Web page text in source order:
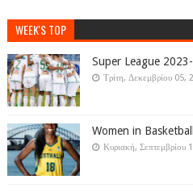
WEEK'S TOP
Super League
Τρίτη, Δεκεμβρίου 05,
Women in
Κυριακή, Σεπτεμβρίου